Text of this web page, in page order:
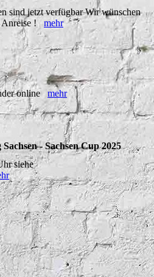
sind jetzt verfügbar Wir wünschen
Anreise !mehr
online mehr
- Sachsen Cup 2025
siehe